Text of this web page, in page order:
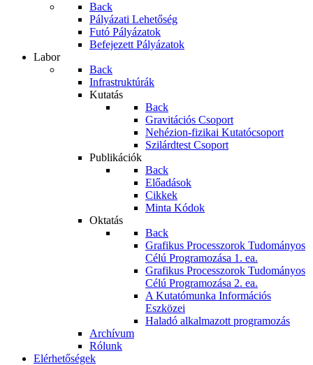
Back
Pályázati Lehetőség
Futó Pályázatok
Befejezett Pályázatok
Labor
Back
Infrastruktúrák
Kutatás
Back
Gravitációs Csoport
Nehézion-fizikai Kutatócsoport
Szilárdtest Csoport
Publikációk
Back
Előadások
Cikkek
Minta Kódok
Oktatás
Back
Grafikus Processzorok Tudományos
Célú Programozása 1. ea.
Grafikus Processzorok Tudományos
Célú Programozása 2. ea.
A Kutatómunka Információs
Eszközei
Haladó alkalmazott programozás
Archívum
Rólunk
Elérhetőségek